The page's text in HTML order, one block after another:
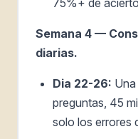
Semana 4 —
diarias.
Dia 22-26:
preguntas, 45
solo los errores